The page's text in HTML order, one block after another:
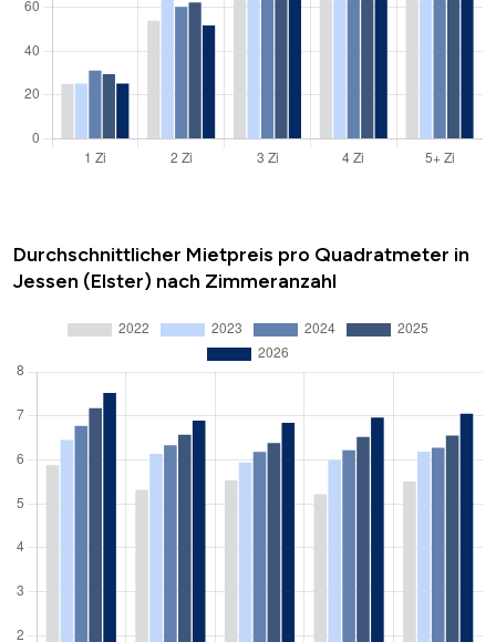
Durchschnittlicher Mietpreis pro Quadratmeter in
Jessen (Elster) nach Zimmeranzahl